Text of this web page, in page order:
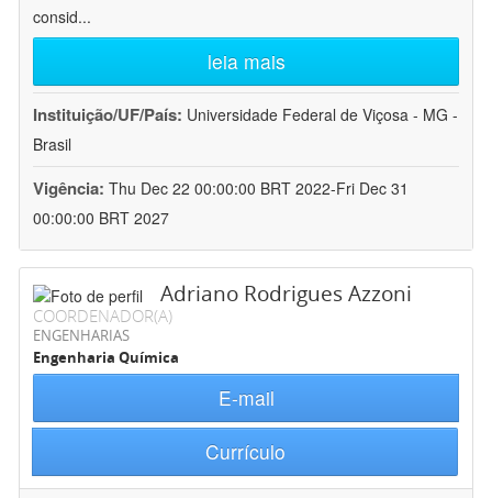
consid...
leia mais
Instituição/UF/País: Universidade Federal de Viçosa - MG -
Brasil
Vigência: Thu Dec 22 00:00:00 BRT 2022-Fri Dec 31
00:00:00 BRT 2027
Adriano Rodrigues Azzoni
COORDENADOR(A)
ENGENHARIAS
Engenharia Química
E-mail
Currículo